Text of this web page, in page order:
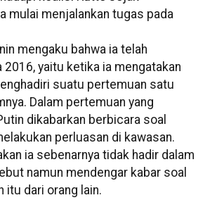
mulai menjalankan tugas pada
mengaku bahwa ia telah
2016, yaitu ketika ia mengatakan
suatu pertemuan satu
Dalam pertemuan yang
dikabarkan berbicara soal
perluasan di kawasan.
ia sebenarnya tidak hadir dalam
namun mendengar kabar soal
itu dari orang lain.